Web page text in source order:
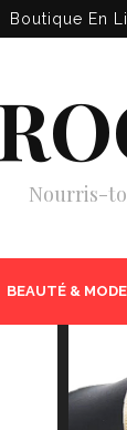
Boutique En
Nourris-
BEAUTÉ & MODE